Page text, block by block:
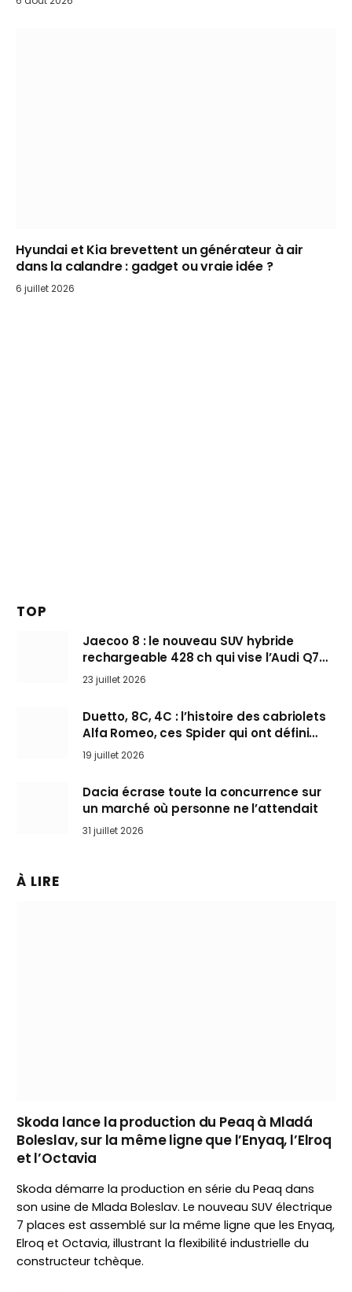
Hyundai et Kia brevettent un générateur à air
dans la calandre : gadget ou vraie idée ?
6 juillet 2026
TOP
Jaecoo 8 : le nouveau SUV hybride
rechargeable 428 ch qui vise l’Audi Q7
arrive en Europe cet automne
23 juillet 2026
Duetto, 8C, 4C : l’histoire des cabriolets
Alfa Romeo, ces Spider qui ont défini
l’art de rouler cheveux au vent
19 juillet 2026
Dacia écrase toute la concurrence sur
un marché où personne ne l’attendait
31 juillet 2026
À LIRE
Skoda lance la production du Peaq à Mladá
Boleslav, sur la même ligne que l’Enyaq, l’Elroq
et l’Octavia
Skoda démarre la production en série du Peaq dans
son usine de Mlada Boleslav. Le nouveau SUV électrique
7 places est assemblé sur la même ligne que les Enyaq,
Elroq et Octavia, illustrant la flexibilité industrielle du
constructeur tchèque.